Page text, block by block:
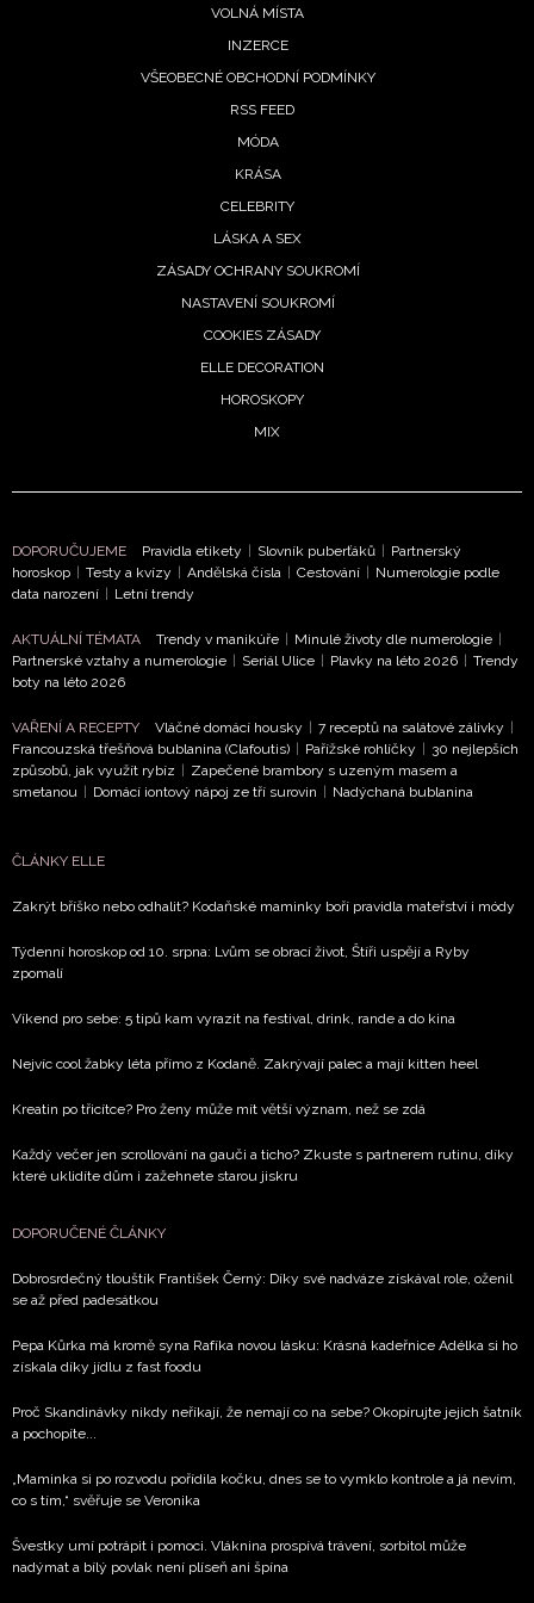
NEWSLETTER
Přihlášením k newsletteru souhlasíte sObchodními
podmínkami společnosti BurdaMedia Extra s.r.o.
soukromí
zasílání novinek.
Chcete navíc dostávat i další zajímavé a exkluzivní
zpracováním údajů k tomuto účelu podleZásad ochrany
VOLNÁ MÍSTA
INZERCE
VŠEOBECNÉ OBCHODNÍ PODMÍNKY
RSS FEED
MÓDA
KRÁSA
CELEBRITY
LÁSKA A SEX
ZÁSADY OCHRANY SOUKROMÍ
NASTAVENÍ SOUKROMÍ
COOKIES ZÁSADY
ELLE DECORATION
HOROSKOPY
MIX
DOPORUČUJEME Pravidla etikety Slovník puberťáků
Partnerský
horoskop
Testy a kvízy Andělská čísla Cestování
Numerologie podle
data narození
Letní trendy
AKTUÁLNÍ TÉMATA Trendy v manikúře Minulé životy dle numerologie
Partnerské vztahy a numerologie
Seriál Ulice Plavky na léto 2026
Trendy
boty na léto 2026
VAŘENÍ A RECEPTY Vláčné domácí housky 7 receptů na salátové zálivky
Francouzská třešňová bublanina (Clafoutis)
Pařížské rohlíčky
30 nejlepších
způsobů, jak využít rybíz
Zapečené brambory s uzeným masem a
smetanou
Domácí iontový nápoj ze tří surovin Nadýchaná bublanina
ČLÁNKY ELLE
Zakrýt bříško nebo odhalit? Kodaňské maminky boří pravidla mateřství i módy
Týdenní horoskop od 10. srpna: Lvům se obrací život, Štíři uspějí a Ryby
zpomalí
Víkend pro sebe: 5 tipů kam vyrazit na festival, drink, rande a do kina
Nejvíc cool žabky léta přímo z Kodaně. Zakrývají palec a mají kitten heel
Kreatin po třicítce? Pro ženy může mít větší význam, než se zdá
Každý večer jen scrollování na gauči a ticho? Zkuste s partnerem rutinu, díky
které uklidíte dům i zažehnete starou jiskru
DOPORUČENÉ ČLÁNKY
Dobrosrdečný tlouštík František Černý: Díky své nadváze získával role, oženil
se až před padesátkou
Pepa Kůrka má kromě syna Rafíka novou lásku: Krásná kadeřnice Adélka si ho
získala díky jídlu z fast foodu
Proč Skandinávky nikdy neříkají, že nemají co na sebe? Okopírujte jejich šatník
a pochopíte...
„Maminka si po rozvodu pořídila kočku, dnes se to vymklo kontrole a já nevím,
co s tím,“ svěřuje se Veronika
Švestky umí potrápit i pomoci. Vláknina prospívá trávení, sorbitol může
nadýmat a bílý povlak není plíseň ani špína